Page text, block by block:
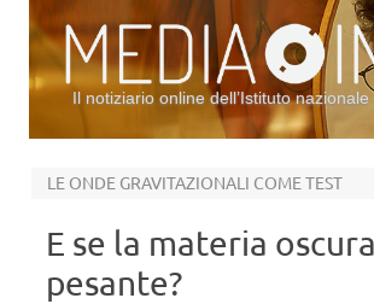
Il notiziario online dell’Istituto
LE ONDE GRAVITAZIONALI COME TEST
E se la materia
pesante?